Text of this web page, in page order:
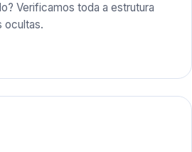
Verificamos toda a estrutura
ocultas.